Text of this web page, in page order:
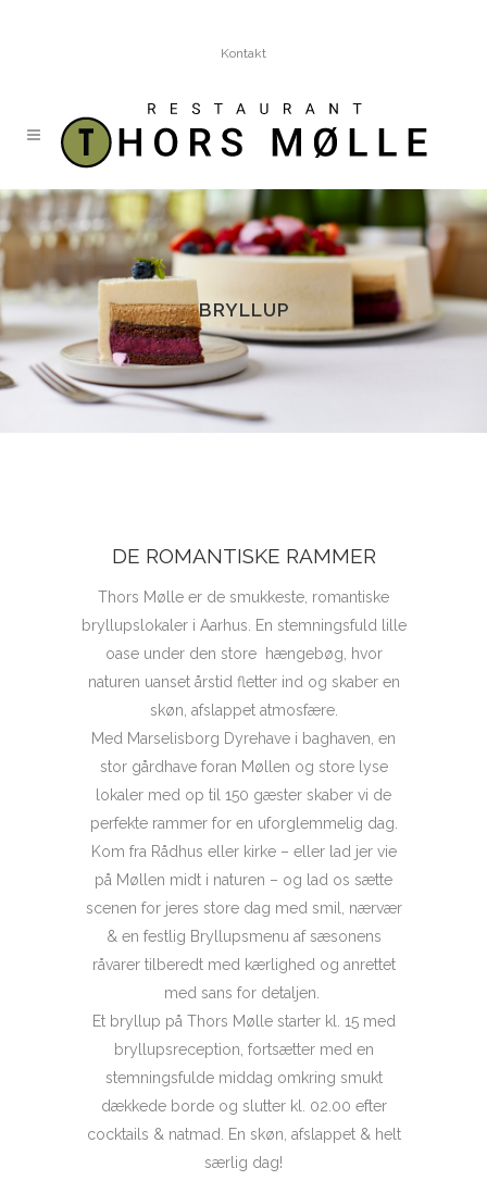
Kontakt
BRYLLUP
DE ROMANTISKE RAMMER
Thors Mølle er de smukkeste, romantiske
bryllupslokaler i Aarhus. En stemningsfuld lille
oase under den store hængebøg, hvor
naturen uanset årstid fletter ind og skaber en
skøn, afslappet atmosfære.
Med Marselisborg Dyrehave i baghaven, en
stor gårdhave foran Møllen og store lyse
lokaler med op til 150 gæster skaber vi de
perfekte rammer for en uforglemmelig dag.
Kom fra Rådhus eller kirke – eller lad jer vie
på Møllen midt i naturen – og lad os sætte
scenen for jeres store dag med smil, nærvær
& en festlig Bryllupsmenu af sæsonens
råvarer tilberedt med kærlighed og anrettet
med sans for detaljen.
Et bryllup på Thors Mølle starter kl. 15 med
bryllupsreception, fortsætter med en
stemningsfulde middag omkring smukt
dækkede borde og slutter kl. 02.00 efter
cocktails & natmad. En skøn, afslappet & helt
særlig dag!